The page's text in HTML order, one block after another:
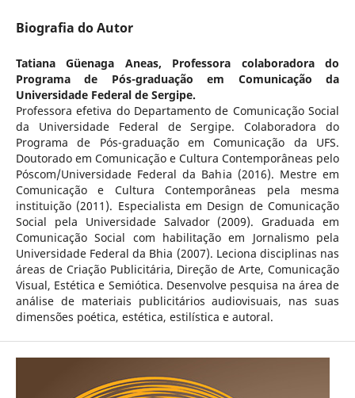
Biografia do Autor
Tatiana Güenaga Aneas, Professora colaboradora do
Programa de Pós-graduação em Comunicação da
Universidade Federal de Sergipe.
Professora efetiva do Departamento de Comunicação Social
da Universidade Federal de Sergipe. Colaboradora do
Programa de Pós-graduação em Comunicação da UFS.
Doutorado em Comunicação e Cultura Contemporâneas pelo
Póscom/Universidade Federal da Bahia (2016). Mestre em
Comunicação e Cultura Contemporâneas pela mesma
instituição (2011). Especialista em Design de Comunicação
Social pela Universidade Salvador (2009). Graduada em
Comunicação Social com habilitação em Jornalismo pela
Universidade Federal da Bhia (2007). Leciona disciplinas nas
áreas de Criação Publicitária, Direção de Arte, Comunicação
Visual, Estética e Semiótica. Desenvolve pesquisa na área de
análise de materiais publicitários audiovisuais, nas suas
dimensões poética, estética, estilística e autoral.